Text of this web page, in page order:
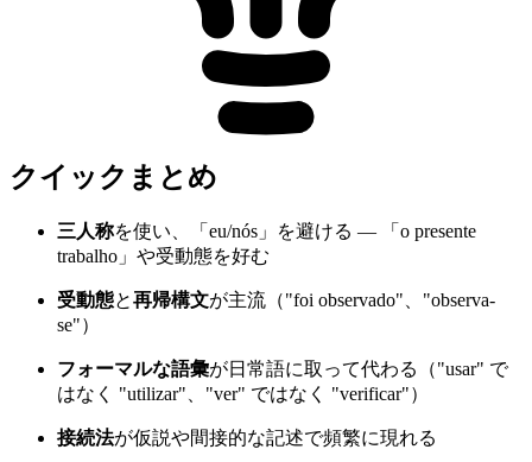
クイックまとめ
三人称を使い、「eu/nós」を避ける — 「o presente
trabalho」や受動態を好む
受動態と再帰構文が主流（"foi observado"、"observa-
se"）
フォーマルな語彙が日常語に取って代わる（"usar" で
はなく "utilizar"、"ver" ではなく "verificar"）
接続法が仮説や間接的な記述で頻繁に現れる